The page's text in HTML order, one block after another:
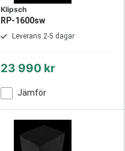
Klipsch
RP-1600sw
Leverans 2-5 dagar
23 990 kr
Jämför